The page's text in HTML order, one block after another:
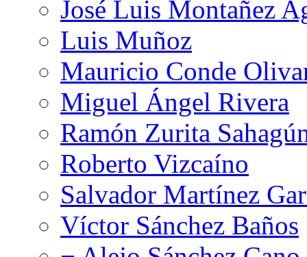
José Luis Montañez
Luis Muñoz
Mauricio Conde
Miguel Ángel Rivera
Ramón Zurita
Roberto Vizcaíno
Salvador Martínez
Víctor Sánchez Baños